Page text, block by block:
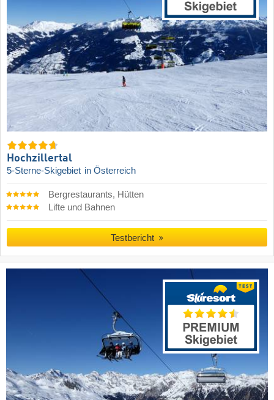
Hochzillertal
5-Sterne-Skigebiet in Österreich
Bergrestaurants, Hütten
Lifte und Bahnen
Testbericht